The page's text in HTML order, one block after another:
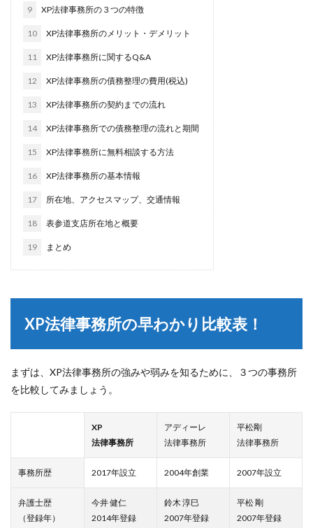
9 XP法律事務所の３つの特徴
10 XP法律事務所のメリット・デメリット
11 XP法律事務所に関するQ&A
12 XP法律事務所の債務整理の費用(税込)
13 XP法律事務所の契約までの流れ
14 XP法律事務所での債務整理の流れと期間
15 XP法律事務所に無料相談する方法
16 XP法律事務所の基本情報
17 所在地、アクセスマップ、交通情報
18 表参道支店所在地と概要
19 まとめ
XP法律事務所の早わかり比較表！
まずは、XP法律事務所の強みや弱みを知るために、３つの事務所
を比較してみましょう。
XP
法律事務所
アディーレ
法律事務所
平松剛
法律事務所
事務所歴 2017年設立 2004年創業 2007年設立
弁護士歴
（登録年）
今井 健仁
2014年登録
鈴木 淳巳
2007年登録
平松 剛
2007年登録